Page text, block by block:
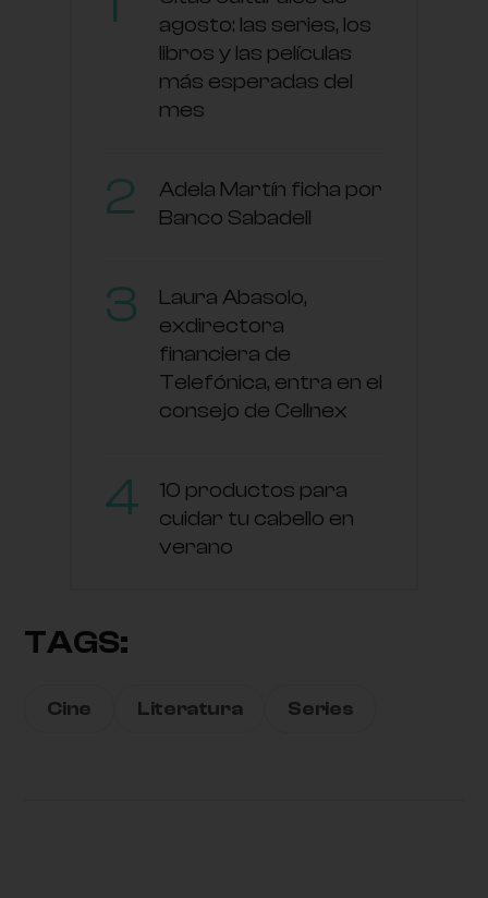
agosto: las series, los
libros y las películas
más esperadas del
mes
Adela Martín ficha por
Banco Sabadell
Laura Abasolo,
exdirectora
financiera de
Telefónica, entra en el
consejo de Cellnex
10 productos para
cuidar tu cabello en
verano
TAGS:
Cine Literatura Series